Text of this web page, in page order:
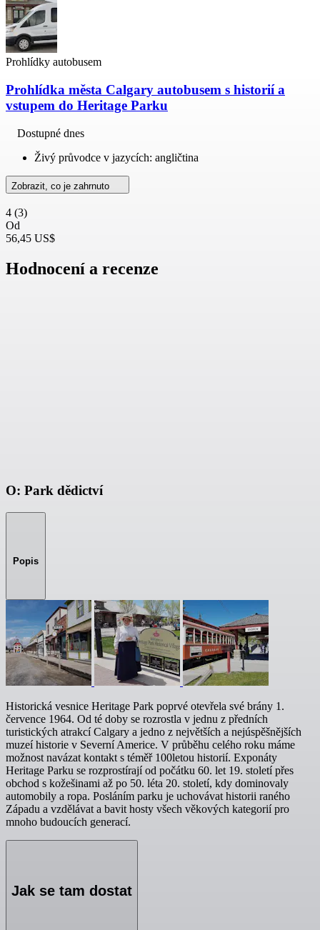
Prohlídky autobusem
Prohlídka města Calgary autobusem s historií a
vstupem do Heritage Parku
Dostupné dnes
Živý průvodce v jazycích: angličtina
Zobrazit, co je zahrnuto
4 (3)
Od
56,45 US$
Hodnocení a recenze
O: Park dědictví
Popis
Historická vesnice Heritage Park poprvé otevřela své brány 1.
července 1964. Od té doby se rozrostla v jednu z předních
turistických atrakcí Calgary a jedno z největších a nejúspěšnějších
muzeí historie v Severní Americe. V průběhu celého roku máme
možnost navázat kontakt s téměř 100letou historií. Exponáty
Heritage Parku se rozprostírají od počátku 60. let 19. století přes
obchod s kožešinami až po 50. léta 20. století, kdy dominovaly
automobily a ropa. Posláním parku je uchovávat historii raného
Západu a vzdělávat a bavit hosty všech věkových kategorií pro
mnoho budoucích generací.
Jak se tam dostat